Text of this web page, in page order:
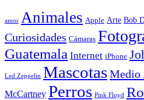
amor Animales Apple Arte Bob
Curiosidades Cámaras
Guatemala Internet iPhone
Led Zeppelin MascotasMedio
McCartney Perros Pink Floyd